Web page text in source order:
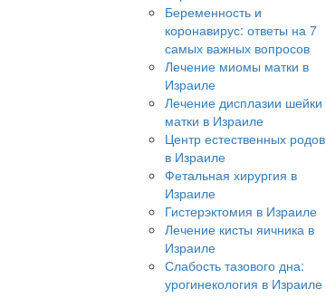
Беременность и
коронавирус: ответы на 7
самых важных вопросов
Лечение миомы матки в
Израиле
Лечение дисплазии шейки
матки в Израиле
Центр естественных родов
в Израиле
Фетальная хирургия в
Израиле
Гистерэктомия в Израиле
Лечение кисты яичника в
Израиле
Слабость тазового дна:
урогинекология в Израиле